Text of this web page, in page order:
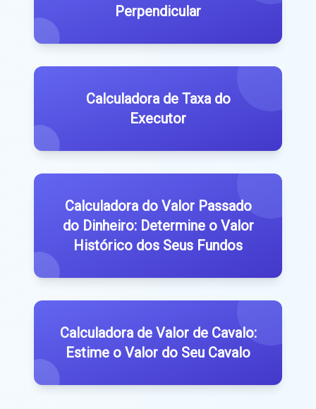
Perpendicular
Calculadora de Taxa do
Executor
Calculadora do Valor Passado
do Dinheiro: Determine o Valor
Histórico dos Seus Fundos
Calculadora de Valor de Cavalo:
Estime o Valor do Seu Cavalo